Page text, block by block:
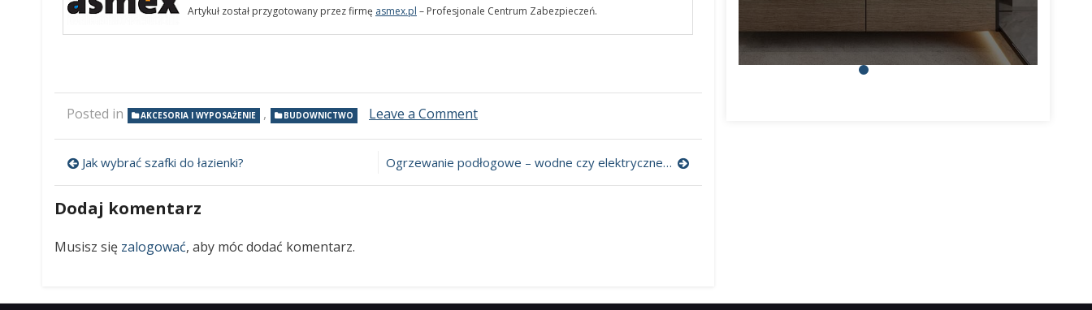
Artykuł został przygotowany przez firmę asmex.pl – Profesjonale Centrum Zabezpieczeń.
Posted in AKCESORIA I WYPOSAŻENIE , BUDOWNICTWO Leave a Comment
–
Nawigacja
wpisu
Jak wybrać szafki do łazienki? Ogrzewanie podłogowe – wodne czy elektryczne? Jaki sterownik wybrać?
Dodaj komentarz
Musisz się zalogować, aby móc dodać komentarz.